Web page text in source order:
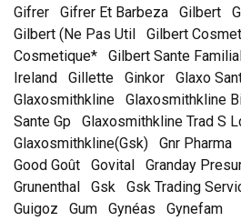
Gifrer
Gifrer Et Barbeza Gilbert
Gilbert (Ne Pas Util
Gilbert
Cosmetique*
Gilbert Sante
Ireland
Gillette Ginkor Glaxo
Glaxosmithkline
Glaxosmithkline
Sante Gp
Glaxosmithkline Trad S
Glaxosmithkline(Gsk)
Gnr Pharma
Good Goût
Govital Granday
Grunenthal
Gsk Gsk Trading
Guigoz
Gum Gynéas Gynefam